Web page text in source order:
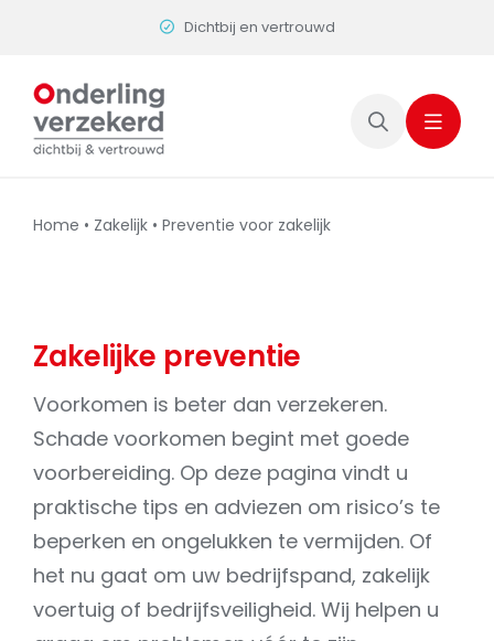
Persoonlijk contact
Home • Zakelijk • Preventie voor zakelijk
Zakelijke preventie
Voorkomen is beter dan verzekeren.
Schade voorkomen begint met goede
voorbereiding. Op deze pagina vindt u
praktische tips en adviezen om risico’s te
beperken en ongelukken te vermijden. Of
het nu gaat om uw bedrijfspand, zakelijk
voertuig of bedrijfsveiligheid. Wij helpen u